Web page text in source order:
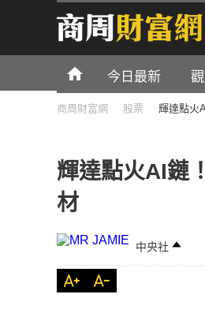
今日最新
商周財富網 股票 輝達點火
輝達點火AI鏈
材
中央社